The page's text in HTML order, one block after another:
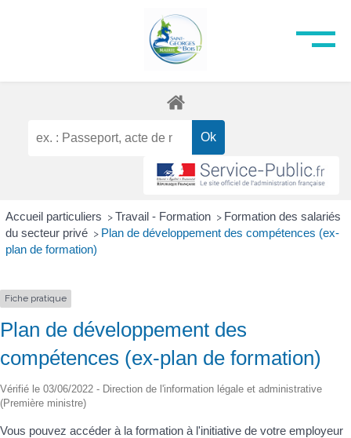
Accueil particuliers > Travail - Formation > Formation des salariés
du secteur privé > Plan de développement des compétences (ex-
plan de formation)
Fiche pratique
Plan de développement des
compétences (ex-plan de formation)
Vérifié le 03/06/2022 - Direction de l'information légale et administrative
(Première ministre)
Vous pouvez accéder à la formation à l'initiative de votre employeur